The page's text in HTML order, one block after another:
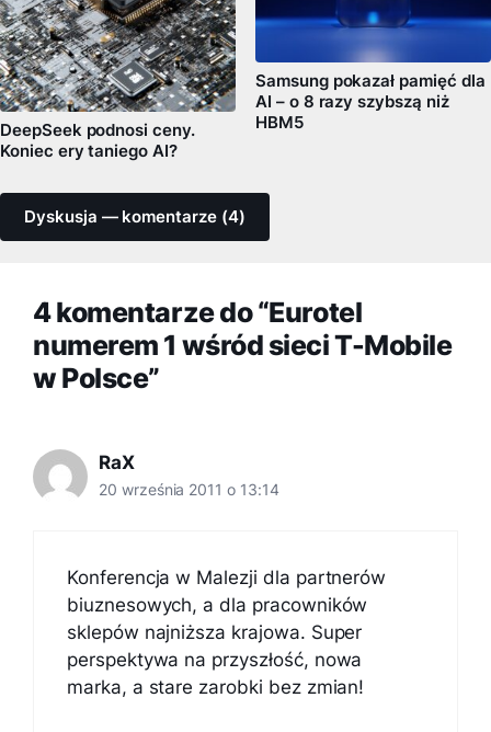
DeepSeek podnosi ceny.
Koniec ery taniego AI?
Samsung pokazał pamięć dla
AI – o 8 razy szybszą niż
HBM5
Dyskusja — komentarze (4)
4 komentarze do “Eurotel
numerem 1 wśród sieci T-Mobile
w Polsce”
RaX
20 września 2011 o 13:14
Konferencja w Malezji dla partnerów
biuznesowych, a dla pracowników
sklepów najniższa krajowa. Super
perspektywa na przyszłość, nowa
marka, a stare zarobki bez zmian!